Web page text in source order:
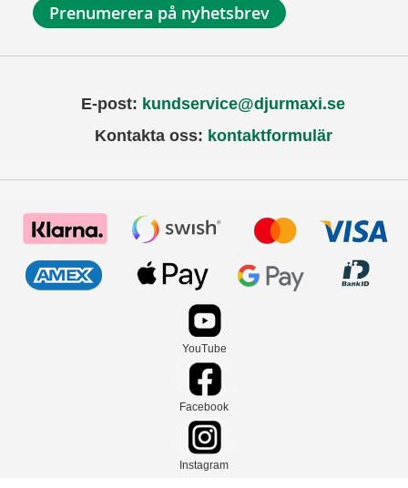
Prenumerera på nyhetsbrev
E-post: kundservice@djurmaxi.se
Kontakta oss: kontaktformulär
YouTube
Facebook
Instagram